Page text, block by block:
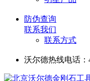
防伪查询
联系我们
联系方式
沃尔德热线电话：